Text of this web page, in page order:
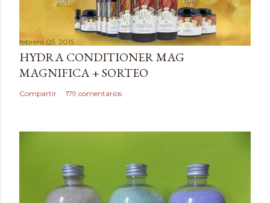
febrero 05, 2015
HYDRA CONDITIONER MAG
MAGNIFICA + SORTEO
Compartir 179 comentarios